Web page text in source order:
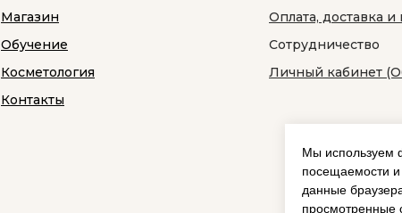
Мы используем
посещаемости
данные
просмотренные
Магазин
Обучение
Косметология
Контакты
Оплата, доставка и
Сотрудничество
Личный кабинет